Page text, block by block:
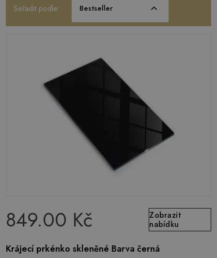
Seřadit podle:
Bestseller
849.00 Kč
Zobrazit
nabídku
Krájecí prkénko skleněné Barva černá